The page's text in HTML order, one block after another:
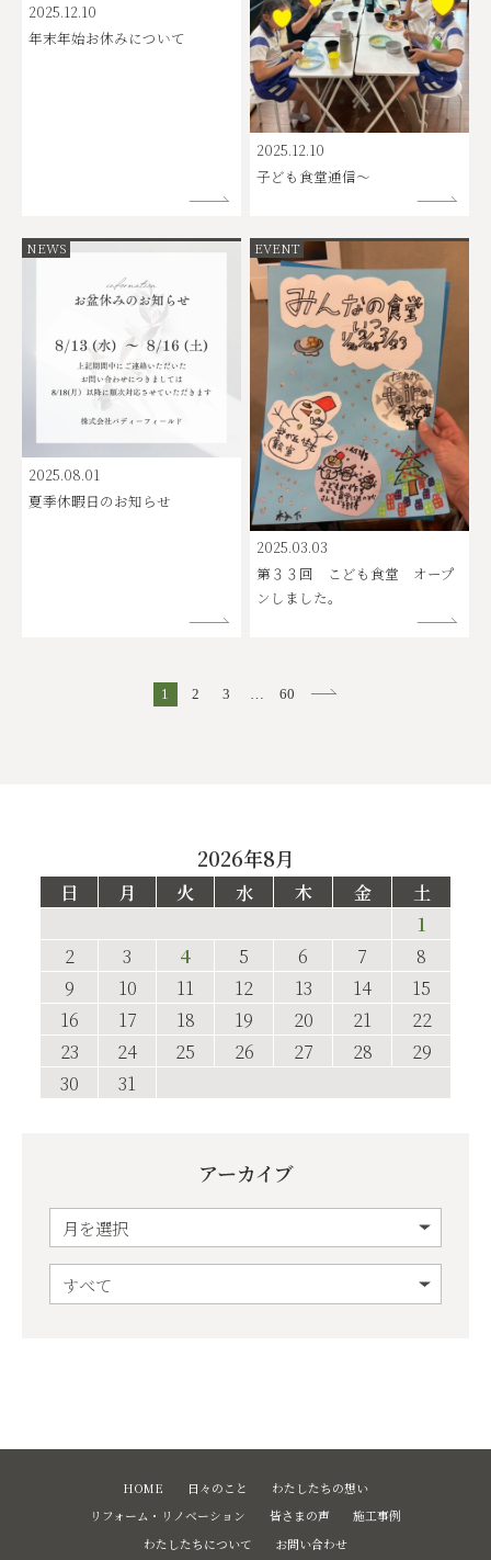
2025.12.10
年末年始お休みについて
2025.12.10
子ども食堂通信～
NEWS
2025.08.01
夏季休暇日のお知らせ
EVENT
2025.03.03
第３３回 こども食堂 オープ
ンしました。
1 2 3 60
2026年8月
日 月 火 水 木 金
土
1
2
3 4 5 6 7
8
9
10 11 12 13 14
15
16
17 18 19 20 21
22
23
24 25 26 27 28
29
30
31
アーカイブ
HOME 日々のこと
わたしたちの想い
リフォーム・リノベーション
皆さまの声
施工事例
わたしたちについて
お問い合わせ